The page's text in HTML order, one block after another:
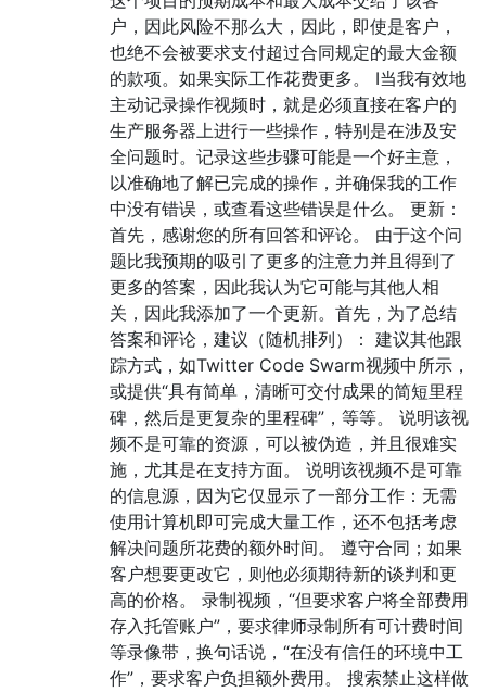
户，因此风险不那么大，因此，即使是客户，
也绝不会被要求支付超过合同规定的最大金额
的款项。如果实际工作花费更多。 I当我有效地
主动记录操作视频时，就是必须直接在客户的
生产服务器上进行一些操作，特别是在涉及安
全问题时。记录这些步骤可能是一个好主意，
以准确地了解已完成的操作，并确保我的工作
中没有错误，或查看这些错误是什么。 更新：
首先，感谢您的所有回答和评论。 由于这个问
题比我预期的吸引了更多的注意力并且得到了
更多的答案，因此我认为它可能与其他人相
关，因此我添加了一个更新。首先，为了总结
答案和评论，建议（随机排列）： 建议其他跟
踪方式，如Twitter Code Swarm视频中所示，
或提供“具有简单，清晰可交付成果的简短里程
碑，然后是更复杂的里程碑”，等等。 说明该视
频不是可靠的资源，可以被伪造，并且很难实
施，尤其是在支持方面。 说明该视频不是可靠
的信息源，因为它仅显示了一部分工作：无需
使用计算机即可完成大量工作，还不包括考虑
解决问题所花费的额外时间。 遵守合同；如果
客户想要更改它，则他必须期待新的谈判和更
高的价格。 录制视频，“但要求客户将全部费用
存入托管账户”，要求律师录制所有可计费时间
等录像带，换句话说，“在没有信任的环境中工
作”，要求客户负担额外费用。 搜索禁止这样做